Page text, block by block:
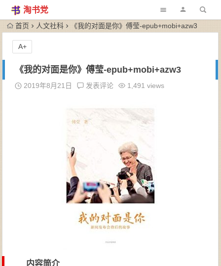
淘书党
首页 人文社科 《我的对面是你》傅莹-epub+mobi+azw3
《我的对面是你》傅莹-epub+mobi+azw3
2019年8月21日 发表评论 1,491 views
内容简介
A+